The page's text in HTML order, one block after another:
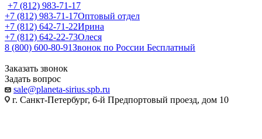
+7 (812) 983-71-17
+7 (812) 983-71-17Оптовый отдел
+7 (812) 642-71-22Ирина
+7 (812) 642-22-73Олеся
8 (800) 600-80-91Звонок по России Бесплатный
Заказать звонок
Задать вопрос
sale@planeta-sirius.spb.ru
г. Санкт-Петербург, 6-й Предпортовый проезд, дом 10